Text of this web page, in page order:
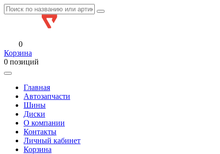
0
Корзина
0 позиций
Главная
Автозапчасти
Шины
Диски
О компании
Контакты
Личный кабинет
Корзина